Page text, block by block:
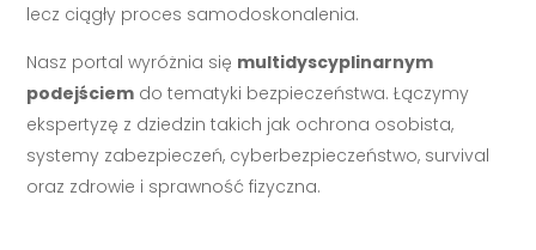
lecz ciągły proces samodoskonalenia.
Nasz portal wyróżnia się multidyscyplinarnym
podejściem do tematyki bezpieczeństwa. Łączymy
ekspertyzę z dziedzin takich jak ochrona osobista,
systemy zabezpieczeń, cyberbezpieczeństwo, survival
oraz zdrowie i sprawność fizyczna.